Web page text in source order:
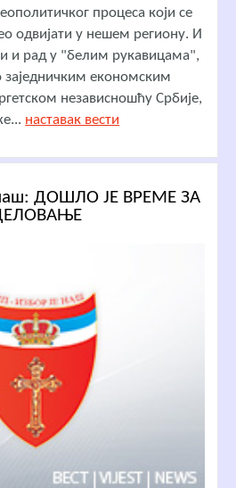
процеса који се
одвијати у нешем региону. И
и рад у "белим рукавицама",
заједничким економским
независношћу Србије,
наставак вести
ДОШЛО ЈЕ ВРЕМЕ ЗА